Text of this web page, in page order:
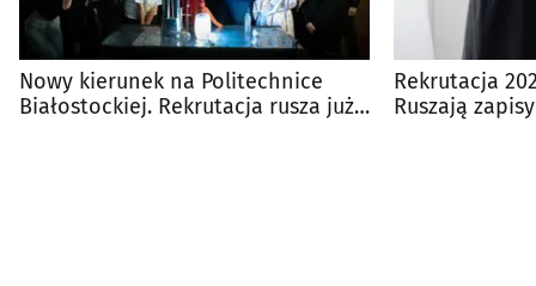
Nowy kierunek na Politechnice
Białostockiej. Rekrutacja rusza już
Rekrutacja
Ruszają